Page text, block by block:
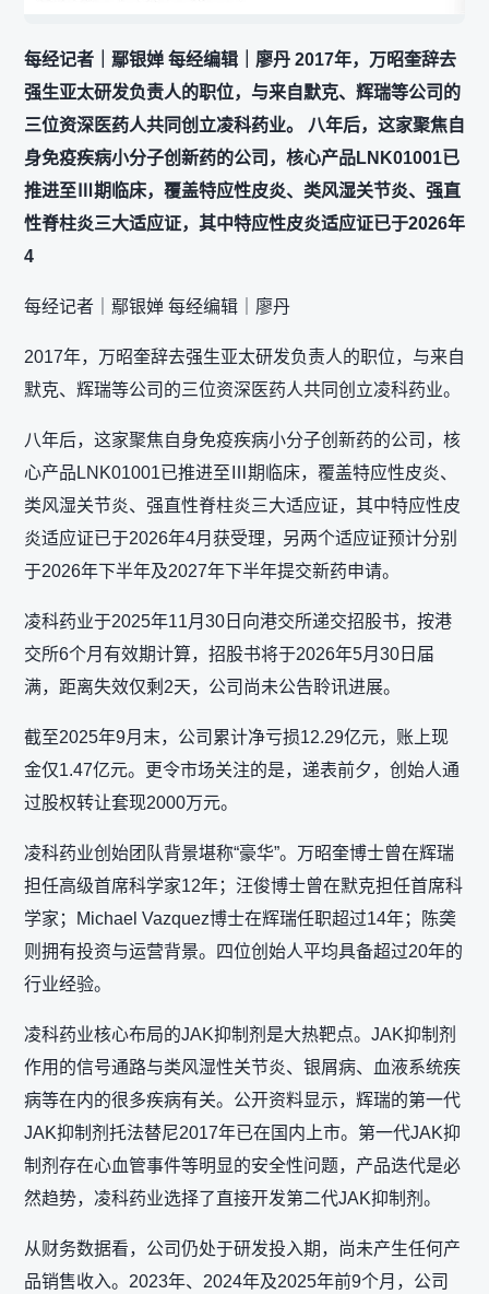
每经记者｜鄢银婵 每经编辑｜廖丹 2017年，万昭奎辞去
强生亚太研发负责人的职位，与来自默克、辉瑞等公司的
三位资深医药人共同创立凌科药业。 八年后，这家聚焦自
身免疫疾病小分子创新药的公司，核心产品LNK01001已
推进至Ⅲ期临床，覆盖特应性皮炎、类风湿关节炎、强直
性脊柱炎三大适应证，其中特应性皮炎适应证已于2026年
4
每经记者｜鄢银婵 每经编辑｜廖丹
2017年，万昭奎辞去强生亚太研发负责人的职位，与来自
默克、辉瑞等公司的三位资深医药人共同创立凌科药业。
八年后，这家聚焦自身免疫疾病小分子创新药的公司，核
心产品LNK01001已推进至Ⅲ期临床，覆盖特应性皮炎、
类风湿关节炎、强直性脊柱炎三大适应证，其中特应性皮
炎适应证已于2026年4月获受理，另两个适应证预计分别
于2026年下半年及2027年下半年提交新药申请。
凌科药业于2025年11月30日向港交所递交招股书，按港
交所6个月有效期计算，招股书将于2026年5月30日届
满，距离失效仅剩2天，公司尚未公告聆讯进展。
截至2025年9月末，公司累计净亏损12.29亿元，账上现
金仅1.47亿元。更令市场关注的是，递表前夕，创始人通
过股权转让套现2000万元。
凌科药业创始团队背景堪称“豪华”。万昭奎博士曾在辉瑞
担任高级首席科学家12年；汪俊博士曾在默克担任首席科
学家；Michael Vazquez博士在辉瑞任职超过14年；陈䶮
则拥有投资与运营背景。四位创始人平均具备超过20年的
行业经验。
凌科药业核心布局的JAK抑制剂是大热靶点。JAK抑制剂
作用的信号通路与类风湿性关节炎、银屑病、血液系统疾
病等在内的很多疾病有关。公开资料显示，辉瑞的第一代
JAK抑制剂托法替尼2017年已在国内上市。第一代JAK抑
制剂存在心血管事件等明显的安全性问题，产品迭代是必
然趋势，凌科药业选择了直接开发第二代JAK抑制剂。
从财务数据看，公司仍处于研发投入期，尚未产生任何产
品销售收入。2023年、2024年及2025年前9个月，公司